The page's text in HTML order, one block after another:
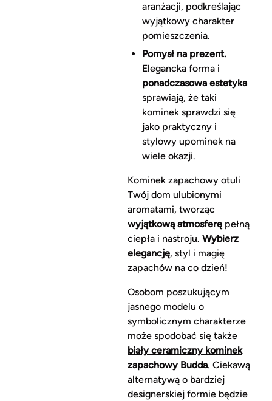
aranżacji, podkreślając
wyjątkowy charakter
pomieszczenia.
Pomysł na prezent.
Elegancka forma i
ponadczasowa estetyka
sprawiają, że taki
kominek sprawdzi się
jako praktyczny i
stylowy upominek na
wiele okazji.
Kominek zapachowy otuli
Twój dom ulubionymi
aromatami, tworząc
wyjątkową atmosferępełną
ciepła i nastroju. Wybierz
elegancję, styl i magię
zapachów na co dzień!
Osobom poszukującym
jasnego modelu o
symbolicznym charakterze
może spodobać się także
biały ceramiczny kominek
zapachowy Budda. Ciekawą
alternatywą o bardziej
designerskiej formie będzie